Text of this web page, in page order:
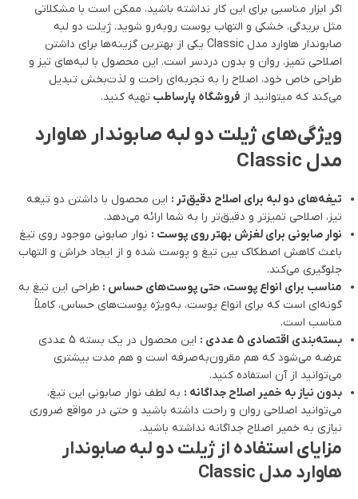
اگر ابزار مناسبی برای این کار نداشته باشید، ممکن است با مشکلاتی
مثل بریدگی، خشکی و التهاب پوست روبه‌رو شوید. ژیلت دو لبه
صابوندار هاوارد مدل Classic یکی از بهترین گزینه‌ها برای داشتن
اصلاحی تمیز، روان و بدون دردسر است. این محصول با لبه‌های تیز و
طراحی خاص خود، اصلاح را به تجربه‌ای راحت و لذت‌بخش تبدیل
می‌کند که میتوانید از فروشگاه پارساطب تهیه کنید.
ویژگی‌های ژیلت دو لبه صابوندار هاوارد
مدل Classic
تیغه‌های دو لبه برای اصلاح دقیق‌تر : این محصول با داشتن دو تیغه
تیز، اصلاحی تمیزتر و دقیق‌تر را به شما ارائه می‌دهد.
نوار صابونی برای لغزش بهتر روی پوست : نوار صابونی موجود روی تیغ
باعث کاهش اصطکاک بین تیغ و پوست شده و از ایجاد خراش و التهاب
جلوگیری می‌کند.
مناسب برای انواع پوست، حتی پوست‌های حساس : طراحی این تیغ به
گونه‌ای است که برای انواع پوست، به‌ویژه پوست‌های حساس، کاملاً
مناسب است.
بسته‌بندی اقتصادی 5 عددی :
این محصول در یک بسته 5 عددی
عرضه می‌شود که هم مقرون‌به‌صرفه است و هم مدت بیشتری
می‌توانید از آن استفاده کنید.
بدون نیاز به خمیر اصلاح جداگانه : به لطف نوار صابونی این تیغ،
می‌توانید اصلاحی روان و راحت داشته باشید و حتی در مواقع ضروری
نیازی به خمیر اصلاح جداگانه نداشته باشید.
مزایای استفاده از ژیلت دو لبه صابوندار
هاوارد مدل Classic